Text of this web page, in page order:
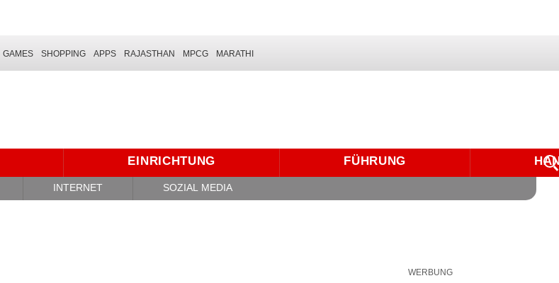
GAMES SHOPPING APPS RAJASTHAN MPCG MARATHI
EINRICHTUNG FÜHRUNG
INTERNET SOZIAL MEDIA
WERBUNG